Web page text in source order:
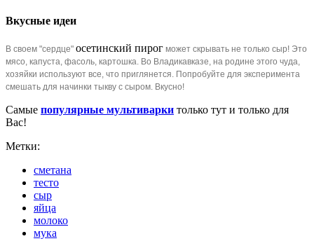
Вкусные идеи
В своем "сердце" осетинский пирог может скрывать не только сыр! Это
мясо, капуста, фасоль, картошка. Во Владикавказе, на родине этого чуда,
хозяйки используют все, что приглянется. Попробуйте для эксперимента
смешать для начинки тыкву с сыром. Вкусно!
Самые популярные мультиварки только тут и только для
Вас!
Метки:
сметана
тесто
сыр
яйца
молоко
мука